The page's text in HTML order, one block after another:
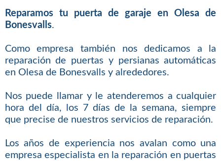
Reparamos tu puerta de garaje en Olesa de
Bonesvalls.
Como empresa también nos dedicamos a la
reparación de puertas y persianas automáticas
en Olesa de Bonesvalls y alrededores.
Nos puede llamar y le atenderemos a cualquier
hora del día, los 7 días de la semana, siempre
que precise de nuestros servicios de reparación.
Los años de experiencia nos avalan como una
empresa especialista en la reparación en puertas